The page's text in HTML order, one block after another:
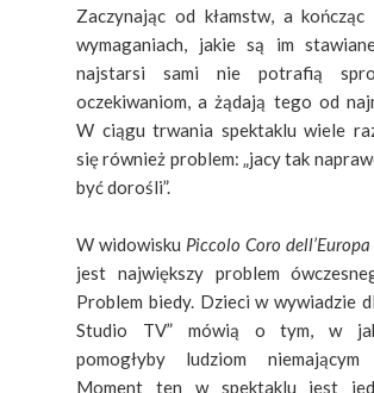
Zaczynając od kłamstw, a kończąc
wymaganiach, jakie są im
najstarsi sami nie potrafią
oczekiwaniom, a żądają tego od
W ciągu trwania spektaklu wiele
się również problem: „jacy tak
być dorośli”.
W widowisku Piccolo Coro dell’Europa
jest największy problem
Problem biedy. Dzieci w wywiadzie
Studio TV” mówią o tym, w
pomogłyby ludziom niemającym
Moment ten w spektaklu jest